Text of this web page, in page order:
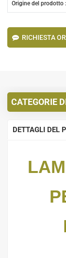
Origine del prodotto :
RICHIESTA
CATEGORIE
DETTAGLI DEL